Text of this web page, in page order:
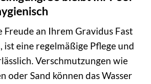
Freude an Ihrem Gravidus Fast
ist eine regelmäßige Pflege und
Verschmutzungen wie
oder Sand können das Wasser